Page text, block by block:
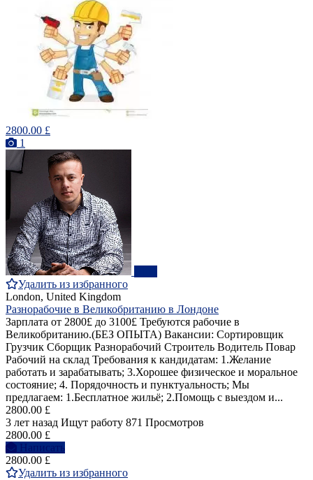
2800.00 £
1
Удалить из избранного
London, United Kingdom
Разнорабочие в Великобританию в Лондоне
Зарплата от 2800£ до 3100£ Требуются рабочие в
Великобританию.(БЕЗ ОПЫТА) Вакансии: Сортировщик
Грузчик Сборщик Разнорабочий Строитель Водитель Повар
Рабочий на склад Требования к кандидатам: 1.Желание
работать и зарабатывать; 3.Хорошее физическое и моральное
состояние; 4. Порядочность и пунктуальность; Мы
предлагаем: 1.Бесплатное жильё; 2.Помощь с выездом и...
2800.00 £
3 лет назад Ищут работу 871 Просмотров
2800.00 £
Написать
2800.00 £
Удалить из избранного